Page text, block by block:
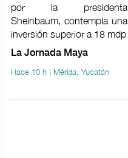
por la presidenta
Sheinbaum, contempla una
inversión superior a 18 mdp
La Jornada Maya
Hace 10 h | Mérida, Yucatán